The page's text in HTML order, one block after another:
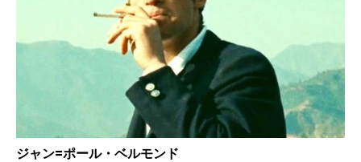
ジャン=ポール・ベルモンド